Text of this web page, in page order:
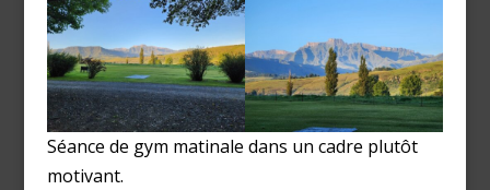
Séance de gym matinale dans un cadre plutôt
motivant.